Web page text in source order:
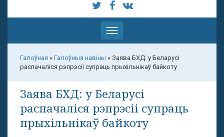
Паказаць
меню
Галоўная » Галоўныя навіны » Заява БХД: у Беларусі
распачаліся рэпрэсіі супраць прыхільнікаў байкоту
Заява БХД: у Беларусі
распачаліся рэпрэсіі супраць
прыхільнікаў байкоту